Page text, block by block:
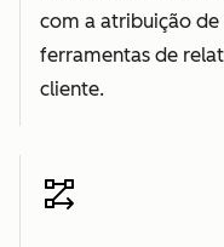
com a atribuição
ferramentas de
cliente.